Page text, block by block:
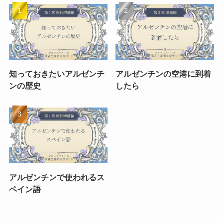
知っておきたいアルゼンチ
ンの歴史
アルゼンチンの空港に到着
したら
アルゼンチンで使われるス
ペイン語